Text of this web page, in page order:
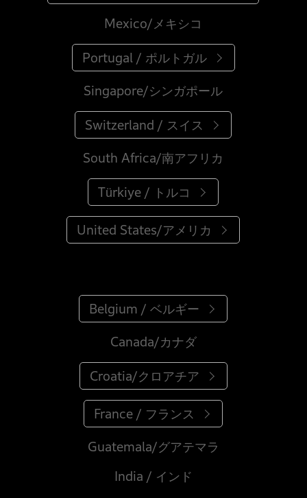
Mexico/メキシコ
Portugal / ポルトガル
Singapore/シンガポール
Switzerland / スイス
South Africa/南アフリカ
Türkiye / トルコ
United States/アメリカ
Belgium / ベルギー
Canada/カナダ
Croatia/クロアチア
France / フランス
Guatemala/グアテマラ
India / インド